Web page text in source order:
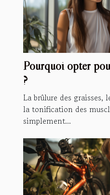
Pourquoi opter
?
La brûlure des graisses,
la tonification des
simplement...